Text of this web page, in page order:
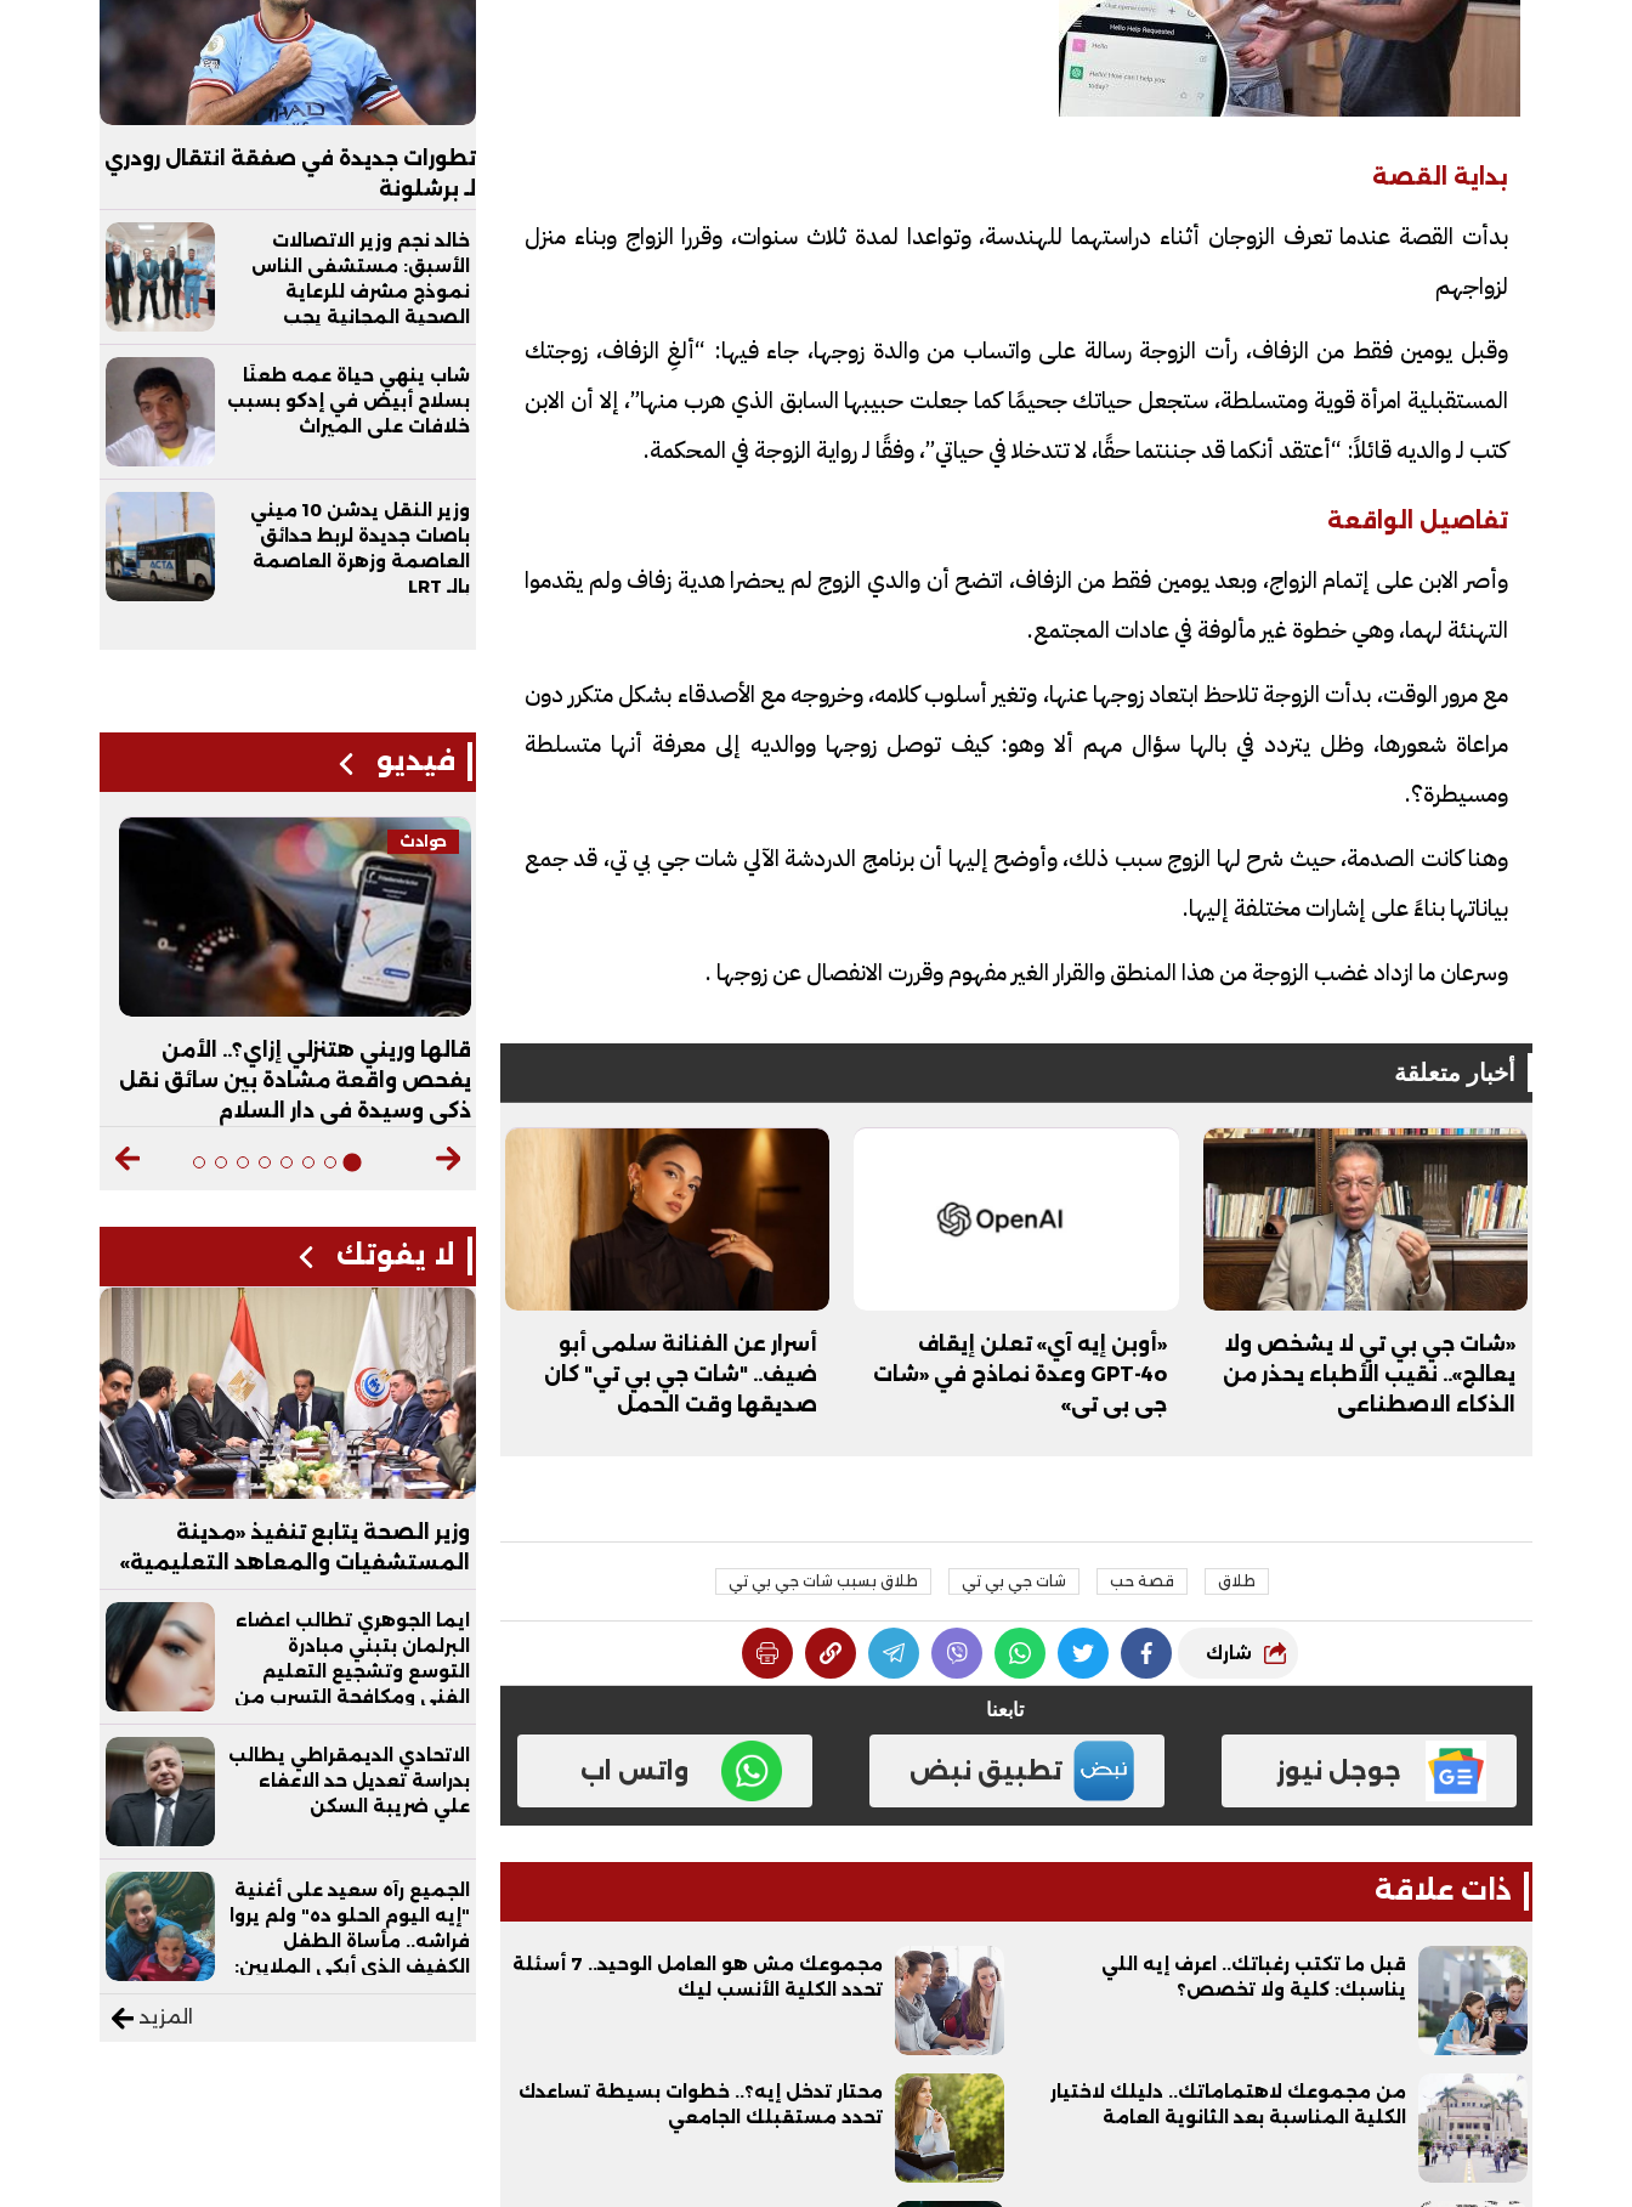
بداية القصة
بدأت القصة عندما تعرف الزوجان أثناء دراستهما للهندسة، وتواعدا لمدة ثلاث سنوات، وقررا الزواج وبناء منزل
لزواجهم
وقبل يومين فقط من الزفاف، رأت الزوجة رسالة على واتساب من والدة زوجها، جاء فيها: “ألغِ الزفاف، زوجتك
المستقبلية امرأة قوية ومتسلطة، ستجعل حياتك جحيمًا كما جعلت حبيبها السابق الذي هرب منها”، إلا أن الابن
كتب لـ والديه قائلاً: “أعتقد أنكما قد جننتما حقًا، لا تتدخلا في حياتي”، وفقًا لـ رواية الزوجة في المحكمة.
تفاصيل الواقعة
وأصر الابن على إتمام الزواج، وبعد يومين فقط من الزفاف، اتضح أن والدي الزوج لم يحضرا هدية زفاف ولم يقدموا
التهنئة لهما، وهي خطوة غير مألوفة في عادات المجتمع.
مع مرور الوقت، بدأت الزوجة تلاحظ ابتعاد زوجها عنها، وتغير أسلوب كلامه، وخروجه مع الأصدقاء بشكل متكرر دون
مراعاة شعورها، وظل يتردد في بالها سؤال مهم ألا وهو: كيف توصل زوجها ووالديه إلى معرفة أنها متسلطة
ومسيطرة؟.
وهنا كانت الصدمة، حيث شرح لها الزوج سبب ذلك، وأوضح إليها أن برنامج الدردشة الآلي شات جي بي تي، قد جمع
بياناتها بناءً على إشارات مختلفة إليها.
وسرعان ما ازداد غضب الزوجة من هذا المنطق والقرار الغير مفهوم وقررت الانفصال عن زوجها .
أخبار متعلقة
«شات جي بي تي لا يشخص ولا
يعالج».. نقيب الأطباء يحذر من
الذكاء الاصطناعي
«أوبن إيه آي» تعلن إيقاف
GPT-4o وعدة نماذج في «شات
جي بي تي»
أسرار عن الفنانة سلمى أبو
ضيف.. "شات جي بي تي" كان
صديقها وقت الحمل
طلاق قصة حب شات جي بي تي طلاق بسبب شات جي بي تي
شارك
تابعنا
جوجل نيوز تطبيق نبض واتس اب
ذات علاقة
قبل ما تكتب رغباتك.. اعرف إيه اللي
يناسبك: كلية ولا تخصص؟
مجموعك مش هو العامل الوحيد.. 7 أسئلة
تحدد الكلية الأنسب ليك
من مجموعك لاهتماماتك.. دليلك لاختيار
الكلية المناسبة بعد الثانوية العامة
محتار تدخل إيه؟.. خطوات بسيطة تساعدك
تحدد مستقبلك الجامعي
تطورات جديدة في صفقة انتقال رودري
لـ برشلونة
خالد نجم وزير الاتصالات
الأسبق: مستشفى الناس
نموذج مشرف للرعاية
الصحية المجانية يجب
مساندته
شاب ينهي حياة عمه طعنًا
بسلاح أبيض في إدكو بسبب
خلافات على الميراث
وزير النقل يدشن 10 ميني
باصات جديدة لربط حدائق
العاصمة وزهرة العاصمة
بالـ LRT
فيديو
الوداع الأخير.. دفن جثامين الضحايا
الأربعة بقرية السعدية في الفيوم
افتتاح أكبر صرح ديني في القوصية..
مليون جنيه
ابني بطل وفخورة بيه.. أول ظهور لـ
تصدره التريند| فيديو
حوادث
قالها وريني هتنزلي إزاي؟.. الأمن
يفحص واقعة مشادة بين سائق نقل
ذكي وسيدة في دار السلام
لا يفوتك
وزير الصحة يتابع تنفيذ «مدينة
المستشفيات والمعاهد التعليمية»
بالعاصمة الجديدة
ايما الجوهري تطالب اعضاء
البرلمان بتبني مبادرة
التوسع وتشجيع التعليم
الفني ومكافحة التسرب من
التعليم
الاتحادي الديمقراطي يطالب
بدراسة تعديل حد الاعفاء
علي ضريبة السكن
الجميع رآه سعيد على أغنية
"إيه اليوم الحلو ده" ولم يروا
فراشه.. مأساة الطفل
الكفيف الذي أبكى الملايين:
المزيد